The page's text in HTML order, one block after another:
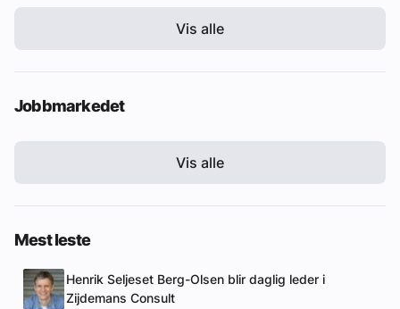
Vis alle
Jobbmarkedet
Vis alle
Mest leste
Henrik Seljeset Berg-Olsen blir daglig leder i
Zijdemans Consult